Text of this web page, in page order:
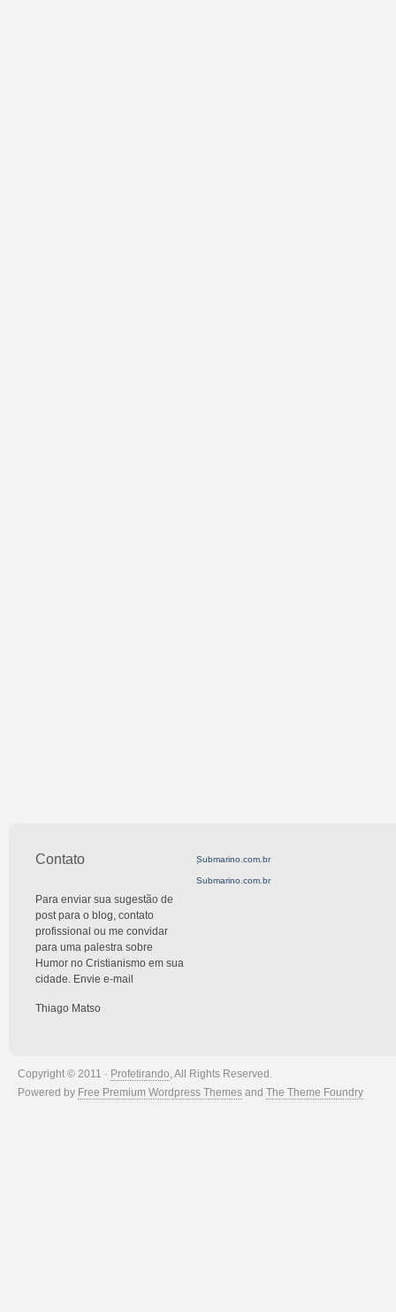
Contato
Para enviar sua sugestão de
post para o blog, contato
profissional ou me convidar
para uma palestra sobre
Humor no Cristianismo em sua
cidade. Envie e-mail
Thiago Matso
Submarino.com.br
.
Submarino.com.br
Copyright © 2011 · Profetirando, All Rights Reserved.
Powered by Free Premium Wordpress Themes and The Theme Foundry